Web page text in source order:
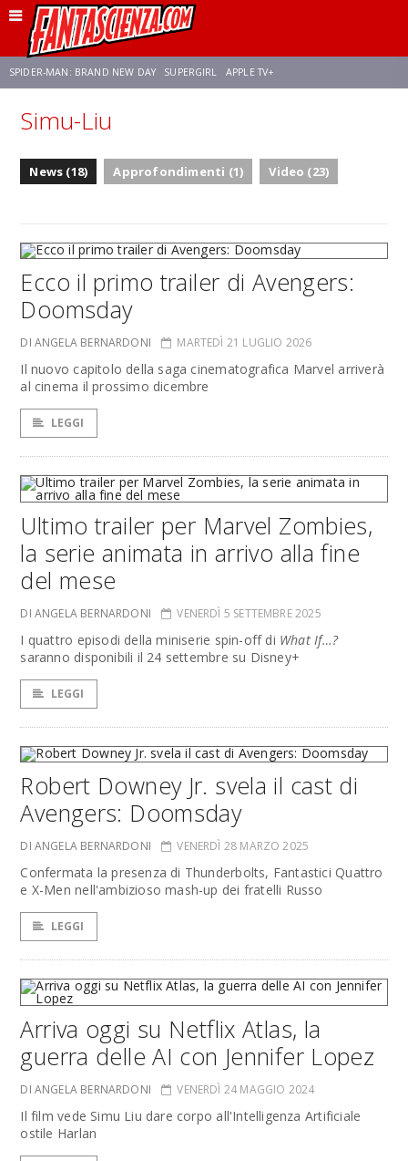
SPIDER-MAN: BRAND NEW DAY SUPERGIRL APPLE TV+
FRANCO RICCIARDIELLO
Simu-Liu
News (18) Approfondimenti (1) Video (23)
Ecco il primo trailer di Avengers:
Doomsday
DI ANGELA BERNARDONI MARTEDÌ 21 LUGLIO 2026
Il nuovo capitolo della saga cinematografica Marvel arriverà
al cinema il prossimo dicembre
LEGGI
Ultimo trailer per Marvel Zombies,
la serie animata in arrivo alla fine
del mese
DI ANGELA BERNARDONI VENERDÌ 5 SETTEMBRE 2025
I quattro episodi della miniserie spin-off di What If…?
saranno disponibili il 24 settembre su Disney+
LEGGI
Robert Downey Jr. svela il cast di
Avengers: Doomsday
DI ANGELA BERNARDONI VENERDÌ 28 MARZO 2025
Confermata la presenza di Thunderbolts, Fantastici Quattro
e X-Men nell'ambizioso mash-up dei fratelli Russo
LEGGI
Arriva oggi su Netflix Atlas, la
guerra delle AI con Jennifer Lopez
DI ANGELA BERNARDONI VENERDÌ 24 MAGGIO 2024
Il film vede Simu Liu dare corpo all'Intelligenza Artificiale
ostile Harlan